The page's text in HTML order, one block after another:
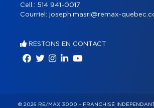
Cell.: 514 941-0017
Courriel: joseph.masri@remax-
RESTONS EN CONTACT
© 2026 RE/MAX 3000 – FRANCHISÉ